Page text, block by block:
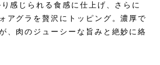
感じられる食感に仕上げ、さらに
アグラを贅沢にトッピング。濃厚で
、肉のジューシーな旨みと絶妙に絡